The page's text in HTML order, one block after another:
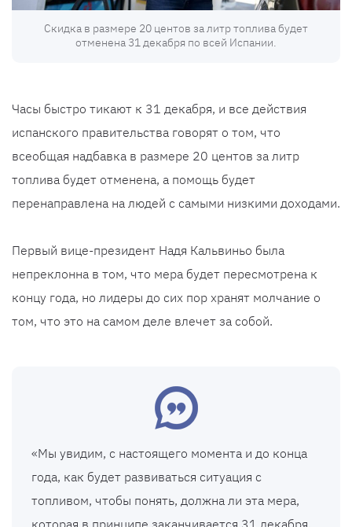
Скидка в размере 20 центов за литр топлива будет
отменена 31 декабря по всей Испании.
Часы быстро тикают к 31 декабря, и все действия
испанского правительства говорят о том, что
всеобщая надбавка в размере 20 центов за литр
топлива будет отменена, а помощь будет
перенаправлена на людей с самыми низкими доходами.
Первый вице-президент Надя Кальвиньо была
непреклонна в том, что мера будет пересмотрена к
концу года, но лидеры до сих пор хранят молчание о
том, что это на самом деле влечет за собой.
«Мы увидим, с настоящего момента и до конца
года, как будет развиваться ситуация с
топливом, чтобы понять, должна ли эта мера,